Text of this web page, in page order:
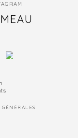
GÉNÉRALES